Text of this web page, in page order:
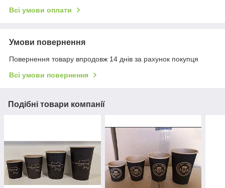
Всі умови оплати
Умови повернення
Повернення товару впродовж 14 днів за рахунок покупця
Всі умови повернення
Подібні товари компанії